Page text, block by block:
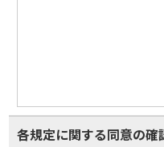
各規定に関する同意の確